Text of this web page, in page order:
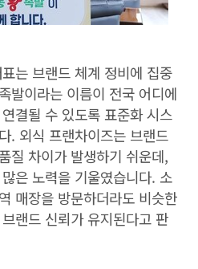
는 브랜드 체계 정비에 집중
발이라는 이름이 전국 어디에
결될 수 있도록 표준화 시스
. 외식 프랜차이즈는 브랜드
질 차이가 발생하기 쉬운데,
은 노력을 기울였습니다. 소
매장을 방문하더라도 비슷한
랜드 신뢰가 유지된다고 판